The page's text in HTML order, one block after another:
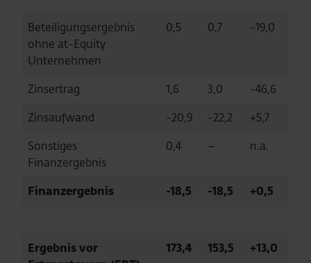
Beteiligungsergebnis
ohne at-Equity
Unternehmen
0,5 0,7 -19,0
Zinsertrag 1,6 3,0
-46,6
Zinsaufwand
-20,9 -22,2
+5,7
Sonstiges
Finanzergebnis
0,4 – n.a.
Finanzergebnis -18,5 -18,5 +0,5
Ergebnis vor
173,4 153,5 +13,0